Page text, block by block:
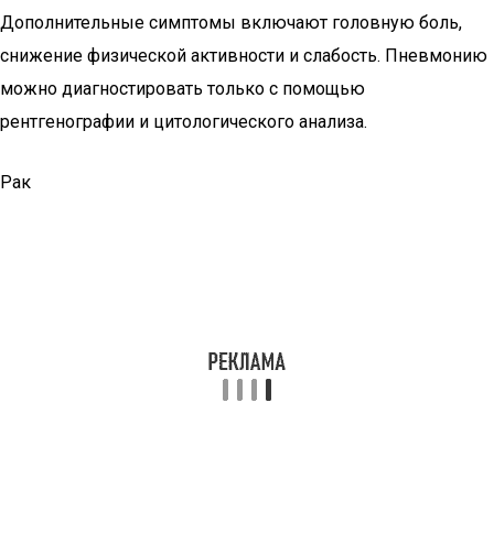
Дополнительные симптомы включают головную боль,
снижение физической активности и слабость. Пневмонию
можно диагностировать только с помощью
рентгенографии и цитологического анализа.
Рак